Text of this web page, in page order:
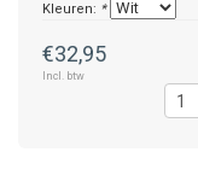
Kleuren: *
€32,95
Incl. btw